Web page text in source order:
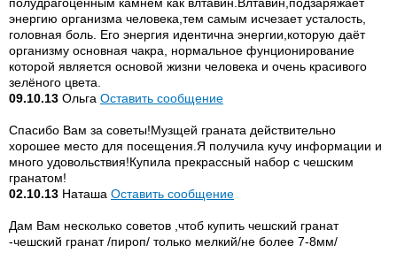
энергию организма человека,тем самым исчезает усталость,
головная боль. Его энергия идентична энергии,которую даёт
организму основная чакра, нормальное фунционирование
которой является основой жизни человека и очень красивого
зелёного цвета.
09.10.13 Ольга Оставить сообщение
Спасибо Вам за советы!Музщей граната действительно
хорошее место для посещения.Я получила кучу информации и
много удовольствия!Купила прекрассный набор с чешским
гранатом!
02.10.13 Наташа Оставить сообщение
Дам Вам несколько советов ,чтоб купить чешский гранат
-чешский гранат /пироп/ только мелкий/не более 7-8мм/